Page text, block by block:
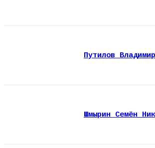
Путилов
Шмырин Семён